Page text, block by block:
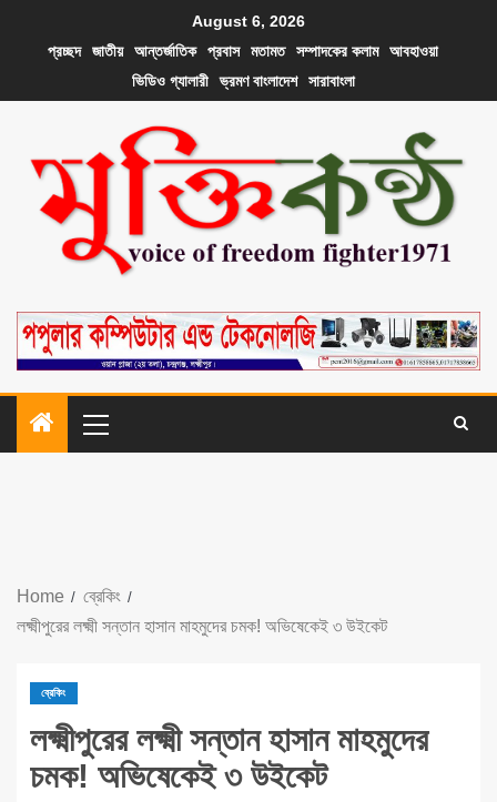
August 6, 2026
প্রচ্ছদ
জাতীয় আন্তর্জাতিক প্রবাস মতামত সম্পাদকের কলাম
আবহাওয়া
ভিডিও গ্যালারী
ভ্রমণ বাংলাদেশ সারাবাংলা
Home
ব্রেকিং
লক্ষ্মীপুরের লক্ষ্মী সন্তান হাসান মাহমুদের চমক! অভিষেকেই ৩ উইকেট
ব্রেকিং
লক্ষ্মীপুরের লক্ষ্মী সন্তান হাসান মাহমুদের
চমক! অভিষেকেই ৩ উইকেট